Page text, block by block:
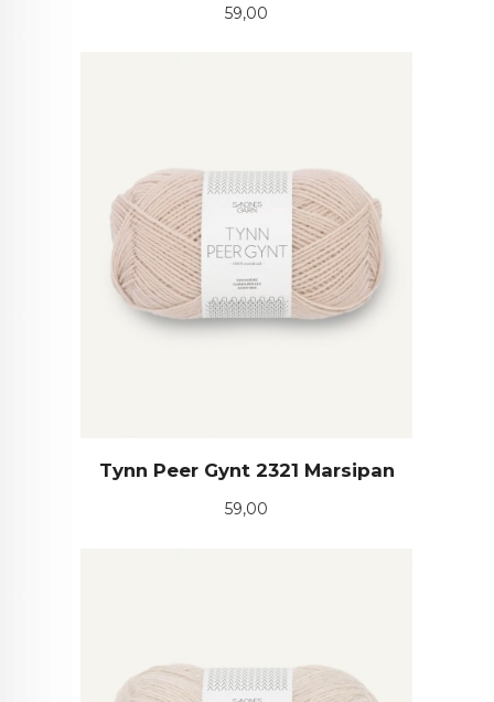
Pris
59,00
Tynn Peer Gynt 2321 Marsipan
Pris
59,00